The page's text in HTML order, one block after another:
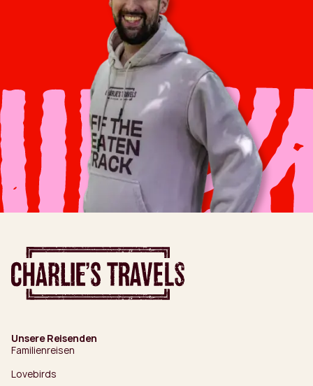
Unsere Reisenden
Familienreisen
Lovebirds